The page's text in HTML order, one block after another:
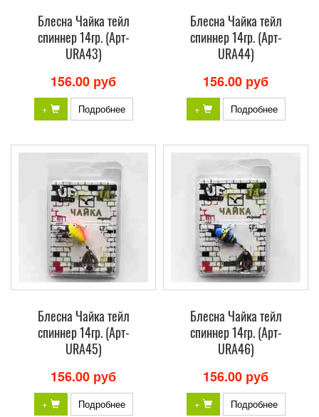
Блесна Чайка тейл
спиннер 14гр. (Арт-
URA43)
156.00 руб
+ Подробнее
Блесна Чайка тейл
спиннер 14гр. (Арт-
URA44)
156.00 руб
+ Подробнее
Блесна Чайка тейл
спиннер 14гр. (Арт-
URA45)
156.00 руб
+ Подробнее
Блесна Чайка тейл
спиннер 14гр. (Арт-
URA46)
156.00 руб
+ Подробнее